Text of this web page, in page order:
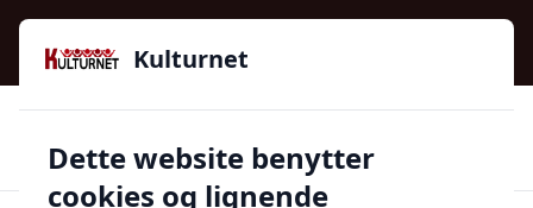
Kulturnet - Alt Det Gode I Livet | Din Kulturguide Siden
2016
97 kategorier 👍Kun godkendte butikker
Kulturnet
Dette website benytter
cookies og lignende